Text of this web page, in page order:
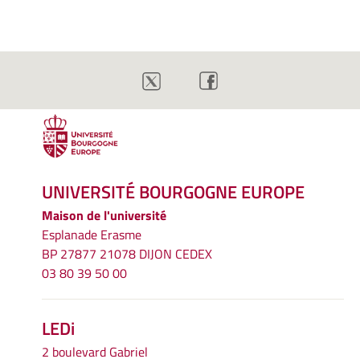
UNIVERSITÉ BOURGOGNE EUROPE
Maison de l'université
Esplanade Erasme
BP 27877 21078 DIJON CEDEX
03 80 39 50 00
LEDi
2 boulevard Gabriel